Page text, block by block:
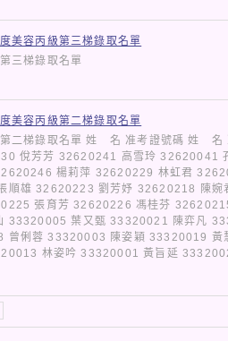
美容丙級第三梯錄取名單
第三梯錄取名單
美容丙級第二梯錄取名單
第二梯錄取名單 姓 名 准考證號碼 姓
侻芳芳 32620241 高雪玲 32620041
楊莉萍 32620229 林虹君
順雄 32620223 劉芳妤 32620218 陳
張育芳 32620226 馮桂芬
33320005 葉又甄 33320021 陳弈凡
曾俐蓉 33320003 陳姿穎 33320019
林姿吟 33320001 黃旨延